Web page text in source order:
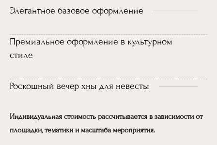
Элегантное базовое оформление
Премиальное оформление в культурном
стиле
Роскошный вечер хны для невесты
Индивидуальная стоимость рассчитывается в зависимости от
площадки, тематики и масштаба мероприятия.